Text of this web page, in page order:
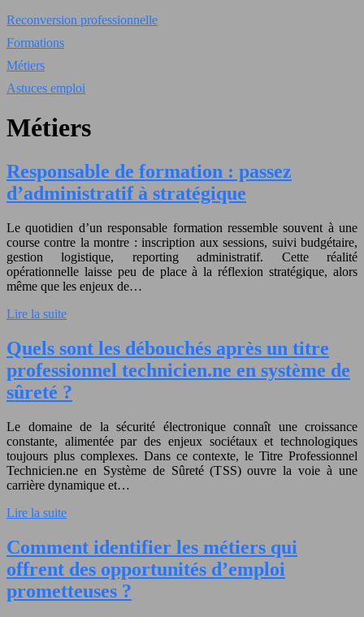
Reconversion professionnelle
Formations
Métiers
Astuces emploi
Métiers
Responsable de formation : passez
d’administratif à stratégique
Le quotidien d’un responsable formation ressemble souvent à une
course contre la montre : inscription aux sessions, suivi budgétaire,
gestion logistique, reporting administratif. Cette réalité
opérationnelle laisse peu de place à la réflexion stratégique, alors
même que les enjeux de…
Lire la suite
Quels sont les débouchés après un titre
professionnel technicien.ne en système de
sûreté ?
Le domaine de la sécurité électronique connaît une croissance
constante, alimentée par des enjeux sociétaux et technologiques
toujours plus complexes. Dans ce contexte, le Titre Professionnel
Technicien.ne en Système de Sûreté (TSS) ouvre la voie à une
carrière dynamique et…
Lire la suite
Comment identifier les métiers qui
offrent des opportunités d’emploi
prometteuses ?